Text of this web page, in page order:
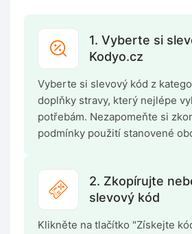
1. Vyberte si
Kodyo.cz
Vyberte si slevový kód z
doplňky stravy, který nejlépe
potřebám. Nezapomeňte si
podmínky použití stanovené
2. Zkopírujte
slevový kód
Klikněte na tlačítko "Získejte